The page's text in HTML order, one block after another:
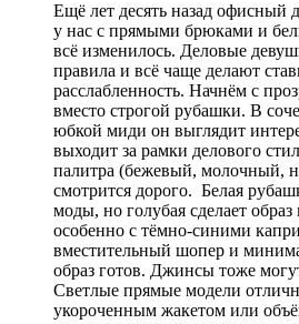
Ещё лет десять назад офисный
у нас с прямыми брюками и
всё изменилось. Деловые
правила и всё чаще делают
расслабленность. Начнём с
вместо строгой рубашки. В
юбкой миди он выглядит
выходит за рамки делового
палитра (бежевый, молочный,
смотрится дорого. Белая
моды, но голубая сделает образ
особенно с тёмно-синими
вместительный шопер и
образ готов. Джинсы тоже
Светлые прямые модели
укороченным жакетом или